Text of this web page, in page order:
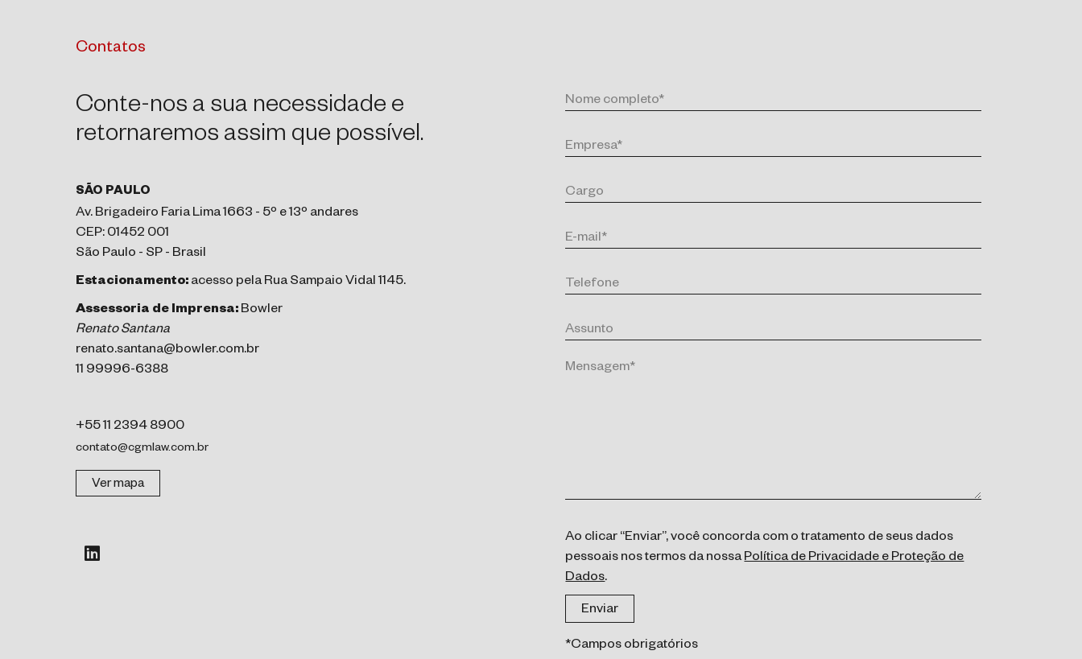
Contatos
Conte-nos a sua necessidade e
retornaremos assim que possível.
SÃO PAULO
Av. Brigadeiro Faria Lima 1663 - 5º e 13º andares
CEP: 01452 001
São Paulo - SP - Brasil
Estacionamento: acesso pela Rua Sampaio Vidal 1145.
Assessoria de Imprensa: Bowler
Renato Santana
renato.santana@bowler.com.br
11 99996-6388
+55 11 2394 8900
contato@cgmlaw.com.br
Ver mapa
Ao clicar “Enviar”, você concorda com o tratamento de seus dados
pessoais nos termos da nossaPolítica de Privacidade e Proteção de
Dados.
*Campos obrigatórios